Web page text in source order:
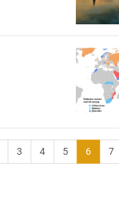
3 4 5 6 7